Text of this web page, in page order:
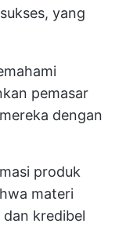
yang
pemasar
dengan
produk
materi
kredibel